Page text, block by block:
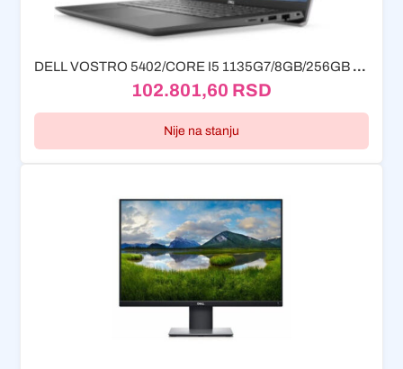
DELL VOSTRO 5402/CORE I5 1135G7/8GB/256GB SSD/14.0'' FHD/INTEL IRIS PLUS
102.801,60 RSD
Nije na stanju